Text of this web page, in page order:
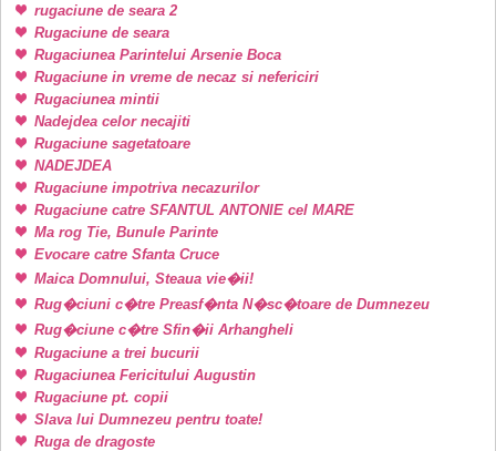
rugaciune de seara 2
Rugaciune de seara
Rugaciunea Parintelui Arsenie Boca
Rugaciune in vreme de necaz si nefericiri
Rugaciunea mintii
Nadejdea celor necajiti
Rugaciune sagetatoare
NADEJDEA
Rugaciune impotriva necazurilor
Rugaciune catre SFANTUL ANTONIE cel MARE
Ma rog Tie, Bunule Parinte
Evocare catre Sfanta Cruce
Maica Domnului, Steaua vie�ii!
Rug�ciuni c�tre Preasf�nta N�sc�toare de Dumnezeu
Rug�ciune c�tre Sfin�ii Arhangheli
Rugaciune a trei bucurii
Rugaciunea Fericitului Augustin
Rugaciune pt. copii
Slava lui Dumnezeu pentru toate!
Ruga de dragoste